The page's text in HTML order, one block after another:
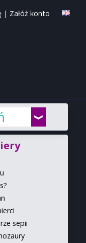
| Załóż konto
sepii